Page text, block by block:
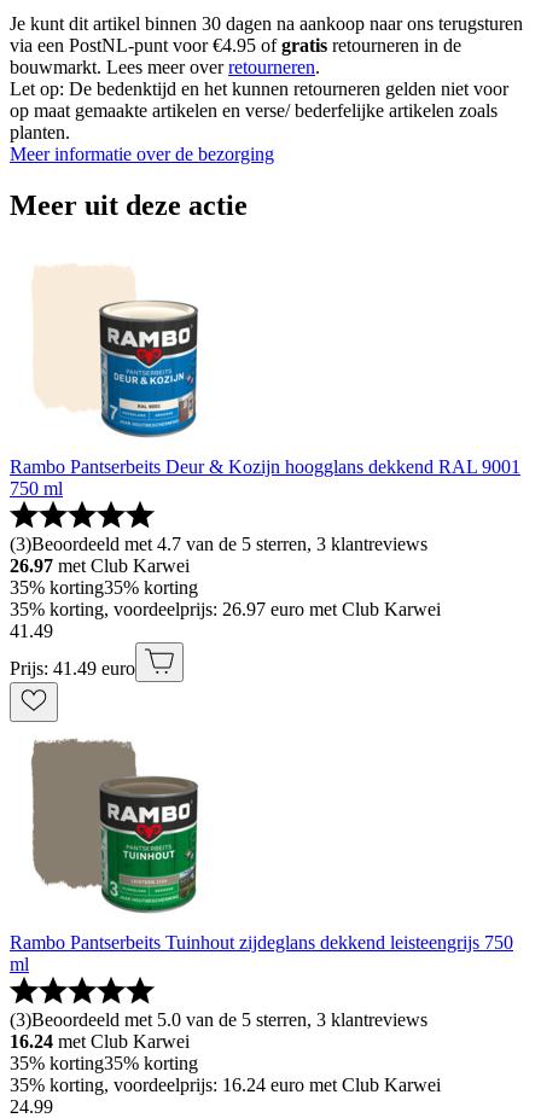
Je kunt dit artikel binnen 30 dagen na aankoop naar ons terugsturen
via een PostNL-punt voor €4.95 ofgratis retourneren in de
bouwmarkt. Lees meer overretourneren.
Let op: De bedenktijd en het kunnen retourneren gelden niet voor
op maat gemaakte artikelen en verse/ bederfelijke artikelen zoals
planten.
Meer informatie over de bezorging
Meer uit deze actie
Rambo Pantserbeits Deur & Kozijn hoogglans dekkend RAL 9001
750 ml
(3)Beoordeeld met 4.7 van de 5 sterren, 3 klantreviews
26.97 met Club Karwei
35% korting35% korting
35% korting, voordeelprijs: 26.97 euro met Club Karwei
41 .49
Prijs: 41.49 euro
Rambo Pantserbeits Tuinhout zijdeglans dekkend leisteengrijs 750
ml
(3)Beoordeeld met 5.0 van de 5 sterren, 3 klantreviews
16.24 met Club Karwei
35% korting35% korting
35% korting, voordeelprijs: 16.24 euro met Club Karwei
24.99